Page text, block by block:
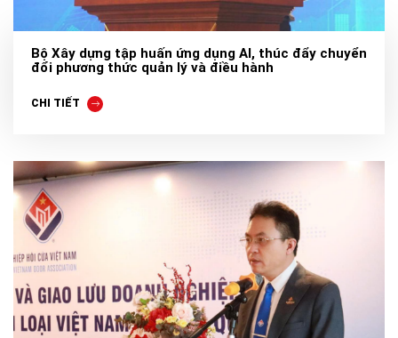
Bộ Xây dựng tập huấn ứng dụng AI, thúc đẩy chuyển
đổi phương thức quản lý và điều hành
CHI TIẾT